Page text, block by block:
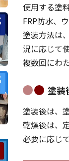
使用する塗
FRP防水、
塗装方法は
況に応じて
複数回にわ
塗装
塗装後は、
乾燥後は、
必要に応じ